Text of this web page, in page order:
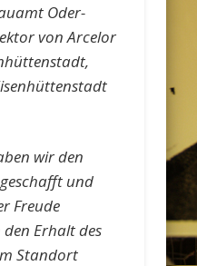
Oder-
von Arcelor
wir den
und
Freude
Erhalt des
Standort